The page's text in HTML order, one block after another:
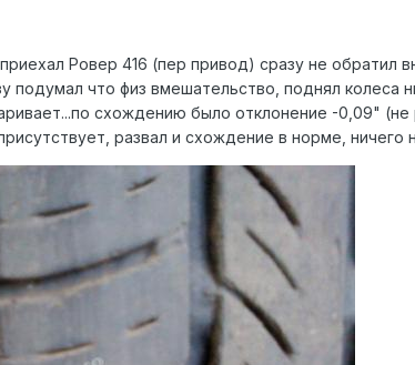
Ровер 416 (пер привод) сразу не
подумал что физ вмешательство, поднял
схождению было отклонение -0,09"
развал и схождение в норме, ничего